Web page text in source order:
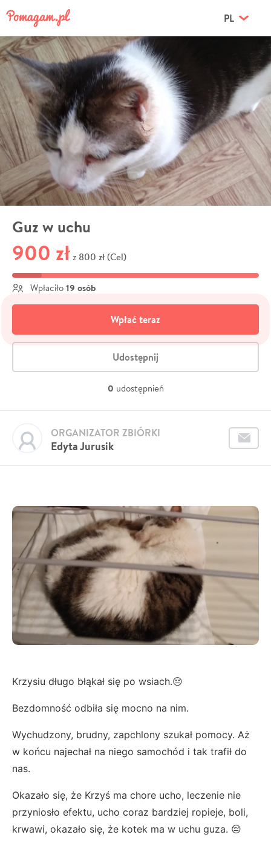
PL
Guz w uchu
900 zł z 800 zł (Cel)
Wpłaciło 19 osób
Wpłać teraz
Udostępnij
0 udostępnień
Edyta Jurusik
ORGANIZATOR ZBIÓRKI
Krzysiu długo błąkał się po wsiach.😔
Bezdomność odbiła się mocno na nim.
Wychudzony, brudny, zapchlony szukał pomocy. Aż
w końcu najechał na niego samochód i tak trafił do
nas.
Okazało się, że Krzyś ma chore ucho, leczenie nie
przyniosło efektu, ucho coraz bardziej ropieje, boli,
krwawi, okazało się, że kotek ma w uchu guza. 😔